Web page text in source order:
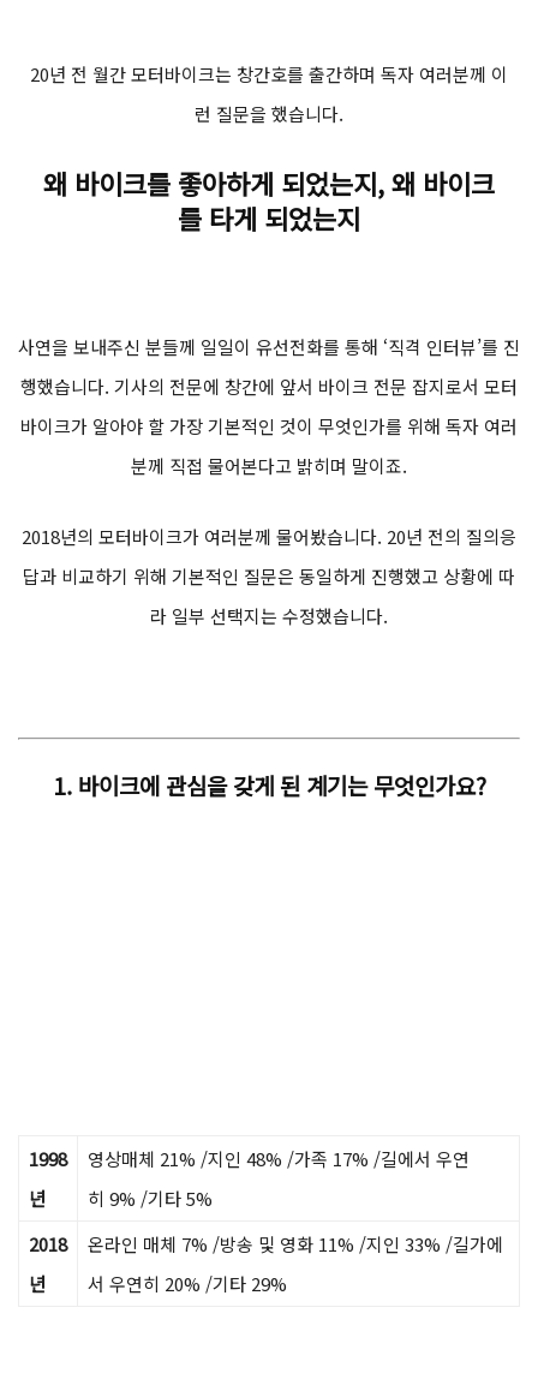
20년 전 월간 모터바이크는 창간호를 출간하며 독자 여러분께 이
런 질문을 했습니다.
왜 바이크를 좋아하게 되었는지, 왜 바이크
를 타게 되었는지
사연을 보내주신 분들께 일일이 유선전화를 통해 ‘직격 인터뷰’를 진
행했습니다. 기사의 전문에 창간에 앞서 바이크 전문 잡지로서 모터
바이크가 알아야 할 가장 기본적인 것이 무엇인가를 위해 독자 여러
분께 직접 물어본다고 밝히며 말이죠.
2018년의 모터바이크가 여러분께 물어봤습니다. 20년 전의 질의응
답과 비교하기 위해 기본적인 질문은 동일하게 진행했고 상황에 따
라 일부 선택지는 수정했습니다.
1. 바이크에 관심을 갖게 된 계기는 무엇인가요?
1998
년
영상매체 21% /지인 48% /가족 17% /길에서 우연
히 9% /기타 5%
2018
년
온라인 매체 7% /방송 및 영화 11% /지인 33% /길가에
서 우연히 20% /기타 29%